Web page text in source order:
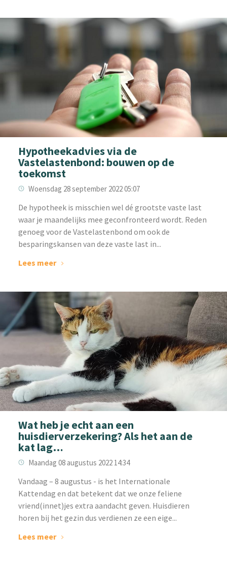
Hypotheekadvies via de
Vastelastenbond: bouwen op de
toekomst
Woensdag 28 september 2022 05:07
‌‌De hypotheek is misschien wel dé grootste vaste last
waar je maandelijks mee geconfronteerd wordt. Reden
genoeg voor de Vastelastenbond om ook de
besparingskansen van deze vaste last in...
Lees meer
Wat heb je echt aan een
huisdierverzekering? Als het aan de
kat lag…
Maandag 08 augustus 2022 14:34
‌Vandaag – 8 augustus - is het Internationale
Kattendag en dat betekent dat we onze feliene
vriend(innet)jes extra aandacht geven. Huisdieren
horen bij het gezin dus verdienen ze een eige...
Lees meer